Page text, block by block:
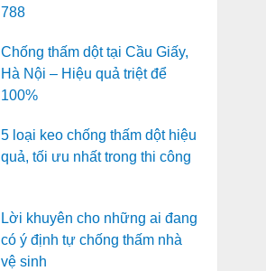
788
Chống thấm dột tại Cầu Giấy,
Hà Nội – Hiệu quả triệt để
100%
5 loại keo chống thấm dột hiệu
quả, tối ưu nhất trong thi công
Lời khuyên cho những ai đang
có ý định tự chống thấm nhà
vệ sinh